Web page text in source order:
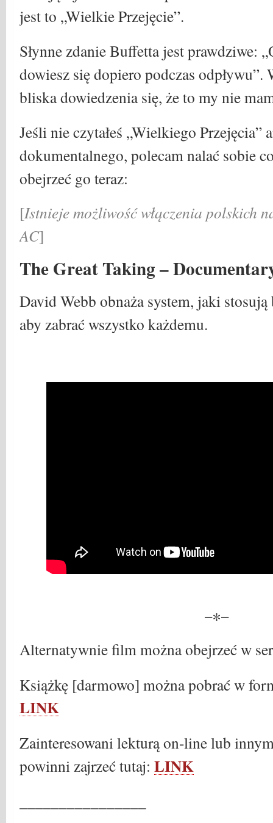
jest to „Wielkie Przejęcie”.
Słynne zdanie Buffetta jest prawdziwe:
dowiesz się dopiero podczas odpływu”.
bliska dowiedzenia się, że to my nie
Jeśli nie czytałeś „Wielkiego Przejęcia”
dokumentalnego, polecam nalać sobie
obejrzeć go teraz:
[Istnieje możliwość włączenia polskich
AC]
The Great Taking –
David Webb obnaża system, jaki
aby zabrać wszystko każdemu.
−∗−
Alternatywnie film można obejrzeć w
Książkę [darmowo] można pobrać w
LINK
Zainteresowani lekturą on-line lub
powinni zajrzeć tutaj: LINK